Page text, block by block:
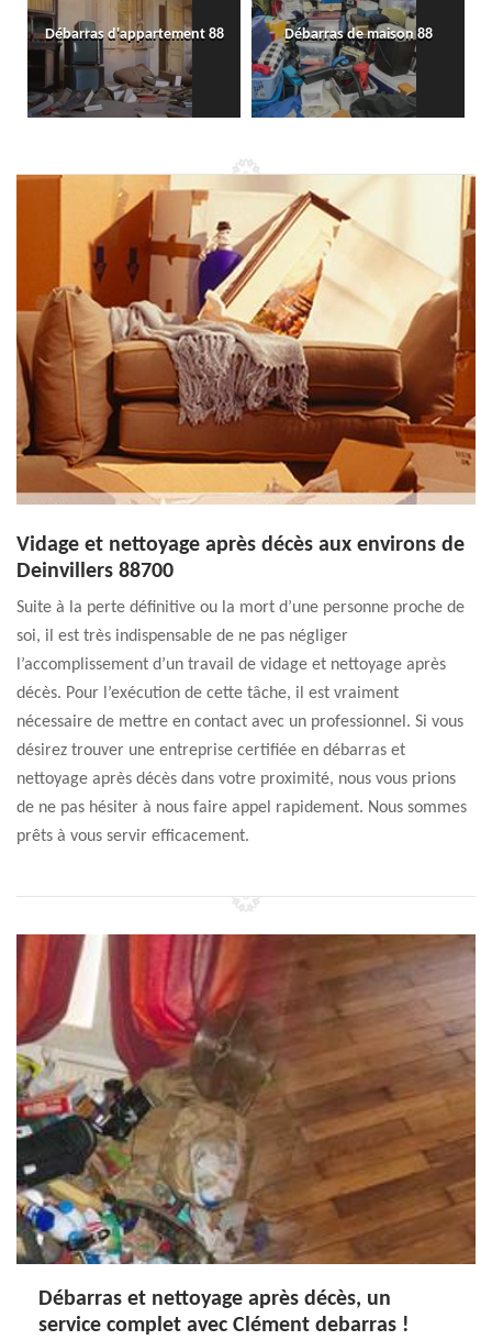
Débarras d'appartement 88 Débarras de maison 88
Vidage et nettoyage après décès aux environs de
Deinvillers 88700
Suite à la perte définitive ou la mort d’une personne proche de
soi, il est très indispensable de ne pas négliger
l’accomplissement d’un travail de vidage et nettoyage après
décès. Pour l’exécution de cette tâche, il est vraiment
nécessaire de mettre en contact avec un professionnel. Si vous
désirez trouver une entreprise certifiée en débarras et
nettoyage après décès dans votre proximité, nous vous prions
de ne pas hésiter à nous faire appel rapidement. Nous sommes
prêts à vous servir efficacement.
Débarras et nettoyage après décès, un
service complet avec Clément debarras !